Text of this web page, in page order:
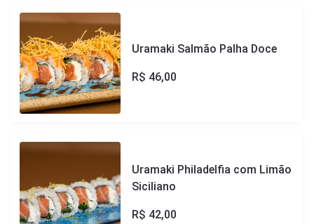
Uramaki Salmão Palha Doce
R$ 46,00
Uramaki Philadelfia com Limão
Siciliano
R$ 42,00